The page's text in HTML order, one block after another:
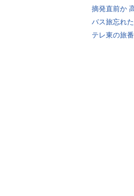
摘発直前か
バス旅忘れ
テレ東の旅